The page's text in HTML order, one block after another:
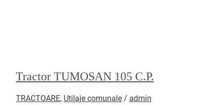
Tractor TUMOSAN 105 C.P.
TRACTOARE, Utilaje comunale/ admin